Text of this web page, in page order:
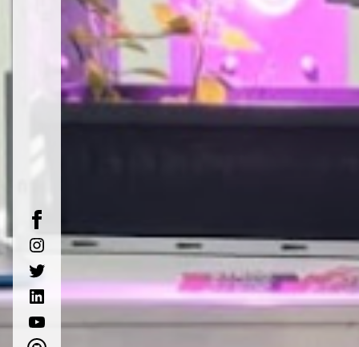
facebook
instagram
twitter
linkedin
youtube
github